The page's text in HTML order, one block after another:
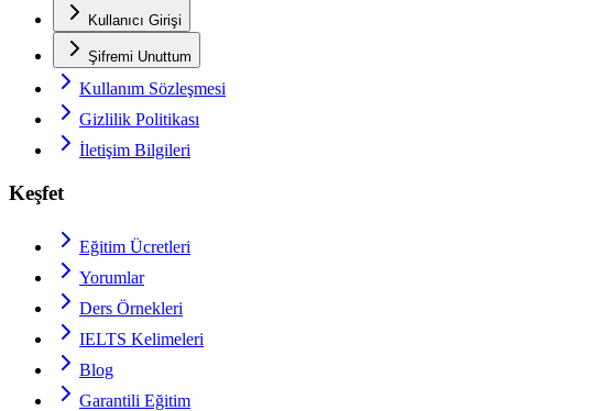
Kullanıcı Girişi
Şifremi Unuttum
Kullanım Sözleşmesi
Gizlilik Politikası
İletişim Bilgileri
Keşfet
Eğitim Ücretleri
Yorumlar
Ders Örnekleri
IELTS Kelimeleri
Blog
Garantili Eğitim